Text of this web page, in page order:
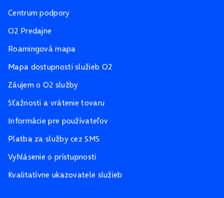
Centrum podpory
O2 Predajne
Roamingová mapa
Mapa dostupnosti služieb O2
Záujem o O2 služby
Sťažnosti a vrátenie tovaru
Informácie pre používateľov
Platba za služby cez SMS
Vyhlásenie o prístupnosti
Kvalitatívne ukazovatele služieb